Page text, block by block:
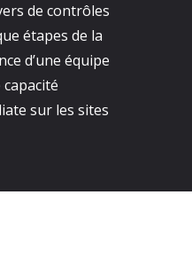
de contrôles
étapes de la
d’une équipe
sur les sites